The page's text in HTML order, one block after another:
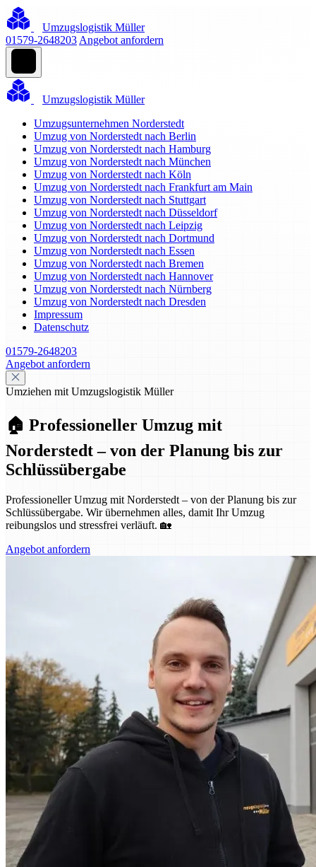
Umzugslogistik Müller
01579-2648203 Angebot anfordern
Umzugslogistik Müller
Umzugsunternehmen Norderstedt
Umzug von Norderstedt nach Berlin
Umzug von Norderstedt nach Hamburg
Umzug von Norderstedt nach München
Umzug von Norderstedt nach Köln
Umzug von Norderstedt nach Frankfurt am Main
Umzug von Norderstedt nach Stuttgart
Umzug von Norderstedt nach Düsseldorf
Umzug von Norderstedt nach Leipzig
Umzug von Norderstedt nach Dortmund
Umzug von Norderstedt nach Essen
Umzug von Norderstedt nach Bremen
Umzug von Norderstedt nach Hannover
Umzug von Norderstedt nach Nürnberg
Umzug von Norderstedt nach Dresden
Impressum
Datenschutz
01579-2648203
Angebot anfordern
Umziehen mit Umzugslogistik Müller
🏠 Professioneller Umzug mit
Norderstedt – von der Planung bis zur
Schlüssübergabe
Professioneller Umzug mit Norderstedt – von der Planung bis zur
Schlüssübergabe. Wir übernehmen alles, damit Ihr Umzug
reibungslos und stressfrei verläuft. 🏡
Angebot anfordern